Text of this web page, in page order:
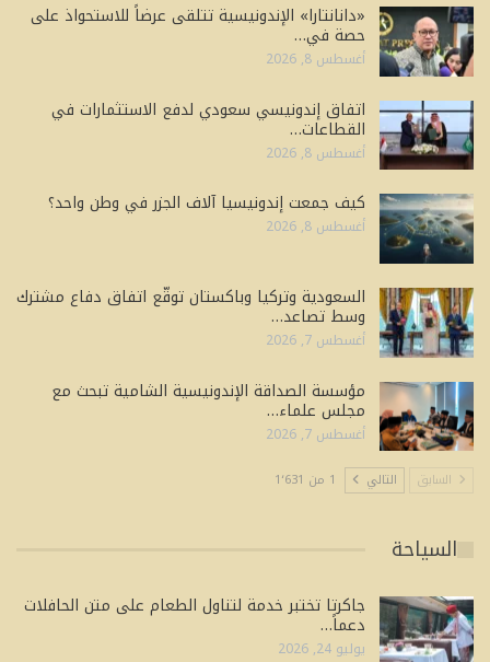
«دانانتارا» الإندونيسية تتلقى عرضاً للاستحواذ على
حصة في…
أغسطس 8, 2026
اتفاق إندونيسي سعودي لدفع الاستثمارات في
القطاعات…
أغسطس 8, 2026
كيف جمعت إندونيسيا آلاف الجزر في وطن واحد؟
أغسطس 8, 2026
السعودية وتركيا وباكستان توقّع اتفاق دفاع مشترك
وسط تصاعد…
أغسطس 7, 2026
مؤسسة الصداقة الإندونيسية الشامية تبحث مع
مجلس علماء…
أغسطس 7, 2026
السابق التالي 1 من 1٬631
السياحة
جاكرتا تختبر خدمة لتناول الطعام على متن الحافلات
دعماً…
يوليو 24, 2026